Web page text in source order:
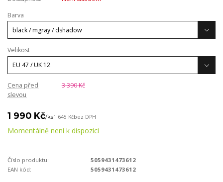
Barva
Velikost
Cena před
slevou
3 390 Kč
1 990 Kč/ks1 645 Kčbez DPH
Momentálně není k dispozici
Číslo produktu:
5059431473612
EAN kód:
5059431473612